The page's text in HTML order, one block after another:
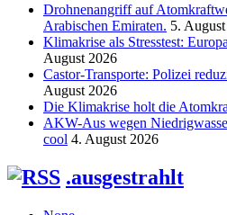
Drohnenangriff auf
Arabischen Emiraten. 5.
Klimakrise als Stresstest:
August 2026
Castor-Transporte: Polizei
August 2026
Die Klimakrise holt die
AKW-Aus wegen
cool 4. August 2026
.ausgestrahlt